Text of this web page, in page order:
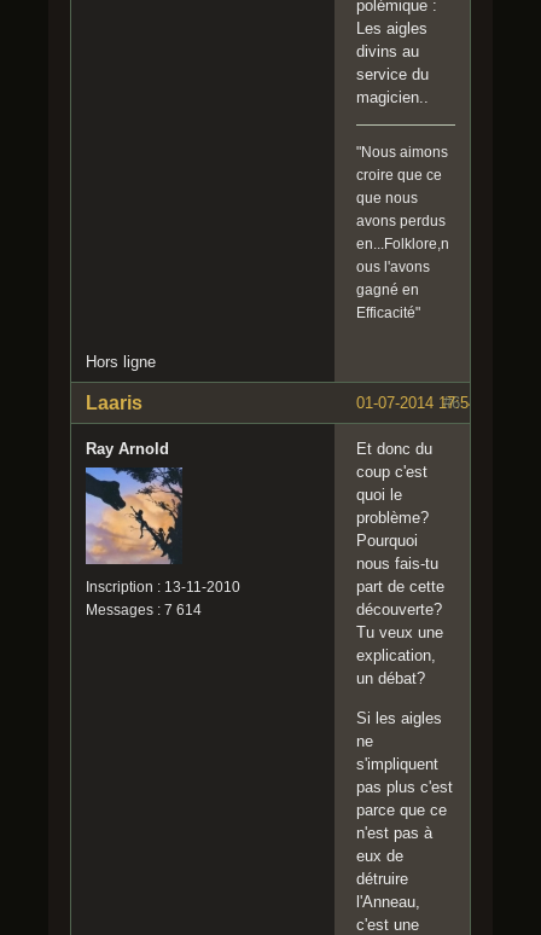
polémique :
Les aigles
divins au
service du
magicien..
"Nous aimons
croire que ce
que nous
avons perdus
en...Folklore,n
ous l'avons
gagné en
Efficacité"
Hors ligne
#6
01-07-2014 17:54:10
Laaris
Ray Arnold
Inscription : 13-11-2010
Messages : 7 614
Et donc du
coup c'est
quoi le
problème?
Pourquoi
nous fais-tu
part de cette
découverte?
Tu veux une
explication,
un débat?
Si les aigles
ne
s'impliquent
pas plus c'est
parce que ce
n'est pas à
eux de
détruire
l'Anneau,
c'est une